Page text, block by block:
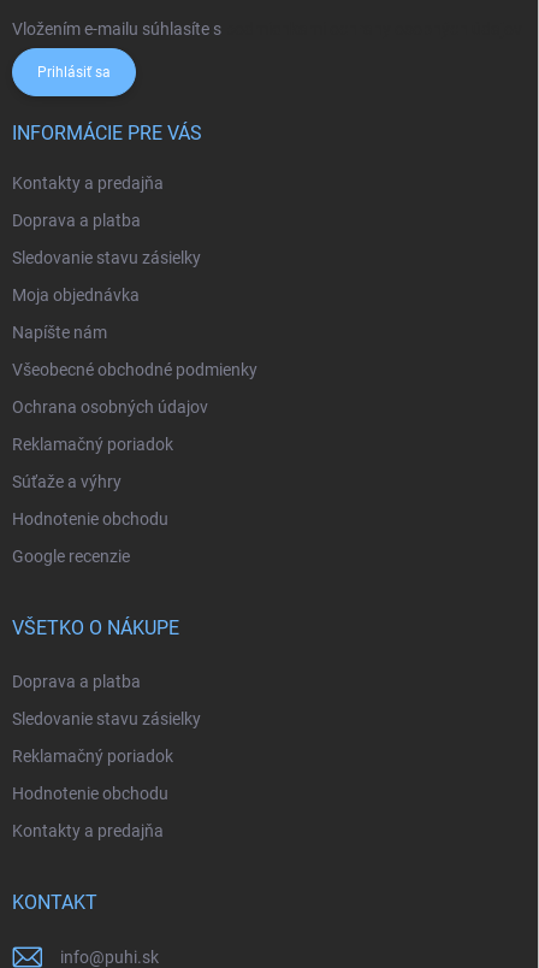
Vložením e-mailu súhlasíte s
Prihlásiť sa
INFORMÁCIE PRE VÁS
Kontakty a predajňa
Doprava a platba
Sledovanie stavu zásielky
Moja objednávka
Napíšte nám
Všeobecné obchodné podmienky
Ochrana osobných údajov
Reklamačný poriadok
Súťaže a výhry
Hodnotenie obchodu
Google recenzie
VŠETKO O NÁKUPE
Doprava a platba
Sledovanie stavu zásielky
Reklamačný poriadok
Hodnotenie obchodu
Kontakty a predajňa
KONTAKT
info@puhi.sk